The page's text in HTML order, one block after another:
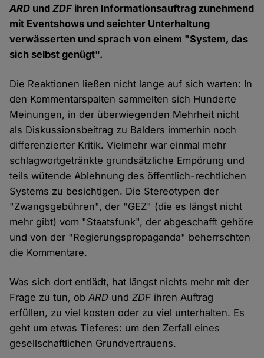
ARD undZDF ihren Informationsauftrag zunehmend
mit Eventshows und seichter Unterhaltung
verwässerten und sprach von einem "System, das
sich selbst genügt".
Die Reaktionen ließen nicht lange auf sich warten: In
den Kommentarspalten sammelten sich Hunderte
Meinungen, in der überwiegenden Mehrheit nicht
als Diskussionsbeitrag zu Balders immerhin noch
differenzierter Kritik. Vielmehr war einmal mehr
schlagwortgetränkte grundsätzliche Empörung und
teils wütende Ablehnung des öffentlich-rechtlichen
Systems zu besichtigen. Die Stereotypen der
"Zwangsgebühren", der "GEZ" (die es längst nicht
mehr gibt) vom "Staatsfunk", der abgeschafft gehöre
und von der "Regierungspropaganda" beherrschten
die Kommentare.
Was sich dort entlädt, hat längst nichts mehr mit der
Frage zu tun, obARD undZDF ihren Auftrag
erfüllen, zu viel kosten oder zu viel unterhalten. Es
geht um etwas Tieferes: um den Zerfall eines
gesellschaftlichen Grundvertrauens.